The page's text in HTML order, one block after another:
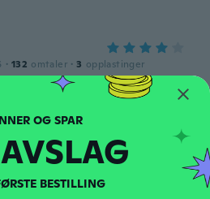
· 132 omtaler · 3 opplastinger
the colour (another one
colour but got a refund), a
BESTILLING